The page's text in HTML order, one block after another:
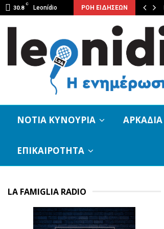
30.8
C
Leonídio ΡΟΗ ΕΙΔΗΣΕΩΝ
βραδιά από τον Φιλοπρόοδο…
ΝΟΤΙΑ ΚΥΝΟΥΡΙΑ ΑΡΚΑΔΙΑ
ΕΠΙΚΑΙΡΟΤΗΤΑ
LA FAMIGLIA RADIO